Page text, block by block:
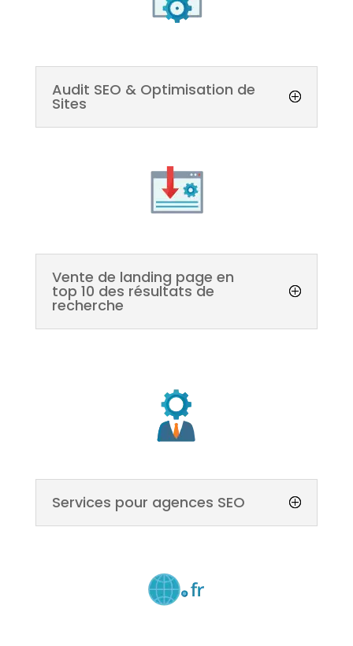
Audit SEO & Optimisation de
Sites
Vente de landing page en
top 10 des résultats de
recherche
Services pour agences SEO